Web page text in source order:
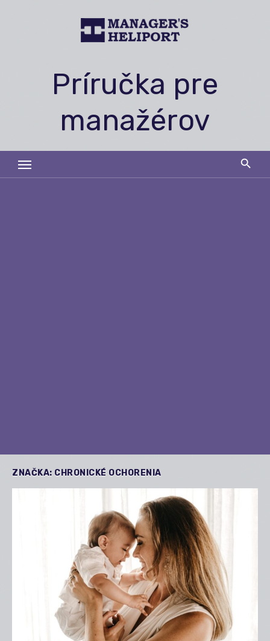
Príručka pre
manažérov
ZNAČKA: CHRONICKÉ OCHORENIA